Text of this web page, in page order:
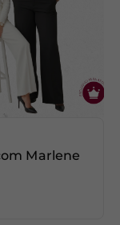
Marlene